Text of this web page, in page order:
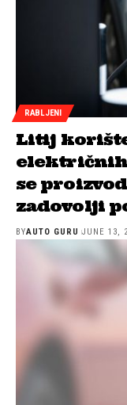
RABLJENI
Litij
električnih
se
zadovolji
BYAUTO GURU JUNE 13,